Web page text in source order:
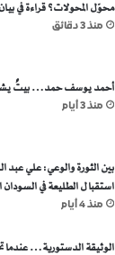
محوّل المحولات؟ قراءة في
منذ 3 دقائق
أحمد يوسف حمد… بيتٌ
منذ 3 أيام
بين الثورة والوعي: علي عبد
استقبال
منذ 4 أيام
الوثيقة الدستورية… عندما